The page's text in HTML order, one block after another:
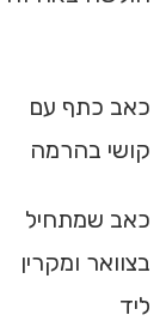
כאב כתף עם
קושי בהרמה
כאב שמתחיל
בצוואר ומקרין
ליד